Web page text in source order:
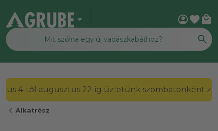
arrow_drop_down account_circlefavorite local_mall
2026. július 4-től augusztus 22-ig üzletünk
chevron_left Alkatrész